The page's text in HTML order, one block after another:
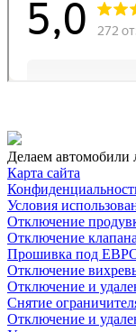
Делаем автомобили
Карта сайта
Условия
Отключение
Отключение
Прошивка под
Отключение
Отключение и
Снятие
Отключение и